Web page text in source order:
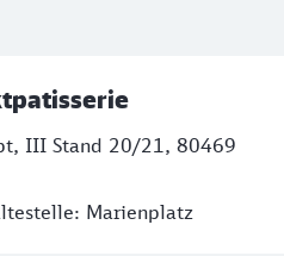
III Stand 20/21, 80469
Marienplatz